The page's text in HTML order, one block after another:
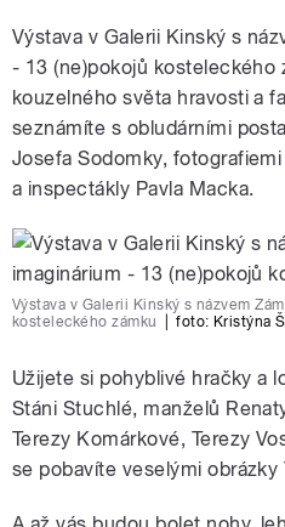
Výstava v Galerii Kinský s
- 13 (ne)pokojů kosteleckého
kouzelného světa hravosti a
seznámíte s obludárními
Josefa Sodomky,
a inspectákly Pavla Macka.
Výstava v Galerii Kinský s názvem
kosteleckého zámku
foto: Kristýna
Užijete si pohyblivé hračky a
Stáni Stuchlé, manželů
Terezy Komárkové, Terezy
se pobavíte veselými obrázky